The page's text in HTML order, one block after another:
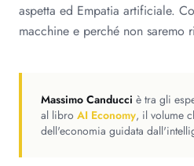
aspetta ed Empatia artificiale.
macchine e perché non saremo
Massimo Canducci è tra gli
al libro AI Economy, il volume
dell'economia guidata